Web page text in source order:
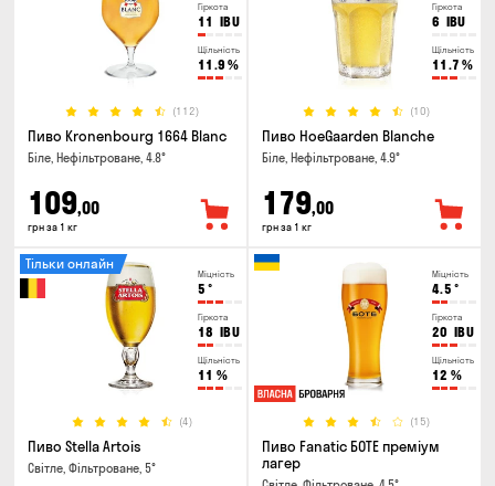
Гіркота
11 IBU
Щільність
11.9 %
(112)
Пиво Kronenbourg 1664 Blanc
Біле, Нефільтроване, 4.8°
109,00
грн за 1 кг
Гіркота
6 IBU
Щільність
11.7 %
(10)
Пиво HoeGaarden Blanche
Біле, Нефільтроване, 4.9°
179,00
грн за 1 кг
Міцність
5 °
Гіркота
18 IBU
Щільність
11 %
(4)
Тільки онлайн
Пиво Stella Artois
Світле, Фільтроване, 5°
Міцність
4.5 °
Гіркота
20 IBU
Щільність
12 %
(15)
Пиво Fanatic БОТЕ преміум
лагер